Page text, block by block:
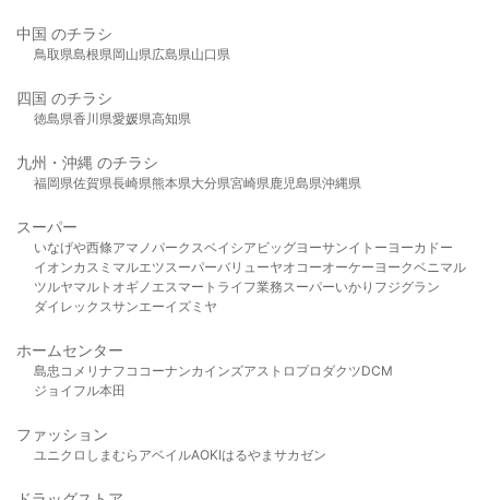
中国 のチラシ
鳥取県島根県岡山県広島県山口県
四国 のチラシ
徳島県香川県愛媛県高知県
九州・沖縄 のチラシ
福岡県佐賀県長崎県熊本県大分県宮崎県鹿児島県沖縄県
スーパー
いなげや西條アマノパークスベイシア ビッグヨーサンイトーヨーカドー
イオンカスミ マルエツスーパーバリューヤオコーオーケー ヨークベニマル
ツルヤマルト オギノ エスマート ライフ業務スーパーいかり フジグラン
ダイレックスサンエーイズミヤ
ホームセンター
島忠 コメリ ナフコ コーナンカインズアストロプロダクツDCM
ジョイフル本田
ファッション
ユニクロ しまむら アベイルAOKIはるやま サカゼン